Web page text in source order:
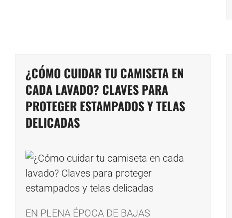
¿CÓMO CUIDAR TU CAMISETA EN
CADA LAVADO? CLAVES PARA
PROTEGER ESTAMPADOS Y TELAS
DELICADAS
EN PLENA ÉPOCA DE BAJAS